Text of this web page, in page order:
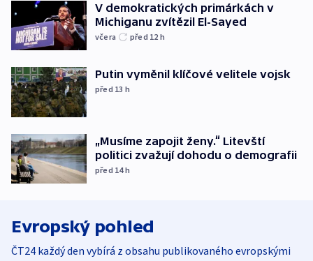
V demokratických primárkách v
Michiganu zvítězil El-Sayed
včera před 12 h
Putin vyměnil klíčové velitele vojsk
před 13 h
„Musíme zapojit ženy.“ Litevští
politici zvažují dohodu o demografii
před 14h
Evropský pohled
ČT24 každý den vybírá z obsahu publikovaného evropskými